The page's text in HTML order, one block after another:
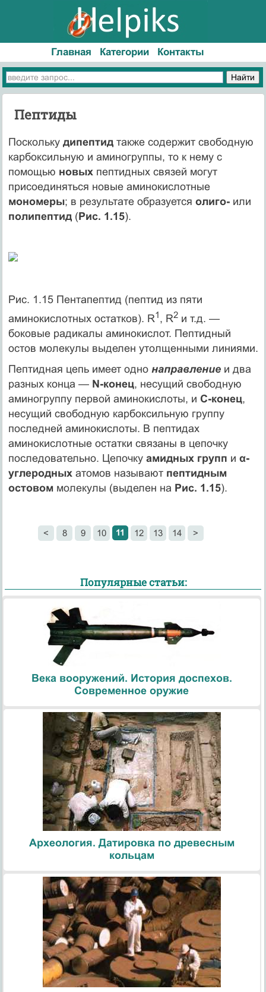
Главная Категории Контакты
Пептиды
Поскольку дипептидтакже содержит свободную
карбоксильную и аминогруппы, то к нему с
помощью новыхпептидных связей могут
присоединяться новые аминокислотные
мономеры; в результате образуется олиго-или
полипептид(Рис. 1.15).
Рис. 1.15 Пентапептид (пептид из пяти
аминокислотных остатков). R1, R2и т.д. —
боковые радикалы аминокислот. Пептидный
остов молекулы выделен утолщенными линиями.
Пептидная цепь имеет одно направлениеи два
разных конца — N-конец, несущий свободную
аминогруппу первой аминокислоты, и С-конец,
несущий свободную карбоксильную группу
последней аминокислоты. В пептидах
аминокислотные остатки связаны в цепочку
последовательно. Цепочку амидных групп и α-
углеродныхатомов называют пептидным
остовоммолекулы (выделен на Рис. 1.15).
< 8 9 10 11 12 13 14 >
Популярные статьи:
Века вооружений. История доспехов.
Современное оружие
Археология. Датировка по древесным
кольцам